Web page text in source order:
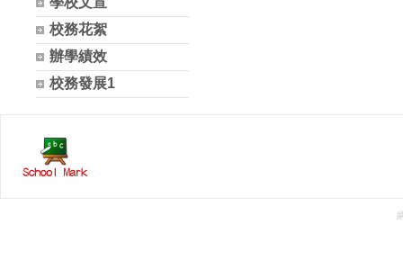
校務花絮
辦學績效
校務發展1